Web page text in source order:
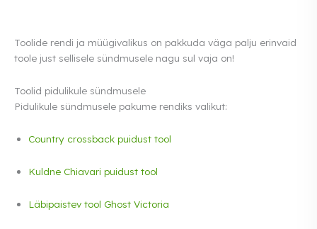
Toolide rendi ja müügivalikus on pakkuda väga palju erinvaid
toole just sellisele sündmusele nagu sul vaja on!
Toolid pidulikule sündmusele
Pidulikule sündmusele pakume rendiks valikut:
Country crossback puidust tool
Kuldne Chiavari puidust tool
Läbipaistev tool Ghost Victoria